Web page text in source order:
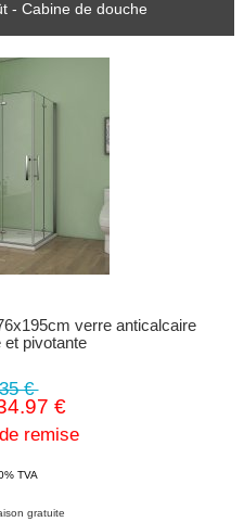
- Cabine de douche
verre anticalcaire
et pivotante
€
€
remise
avec 20% TVA
gratuite